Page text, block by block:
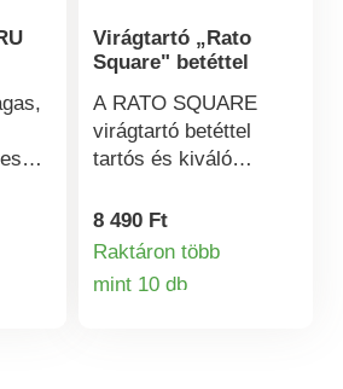
Virágtartó „Rato
Square" betéttel
A RATO SQUARE
virágtartó betéttel
tartós és kiváló
készült. Elegáns
rattanhatású
kültéri elhelyezésre
8 490 Ft
Raktáron több
mint 10 db